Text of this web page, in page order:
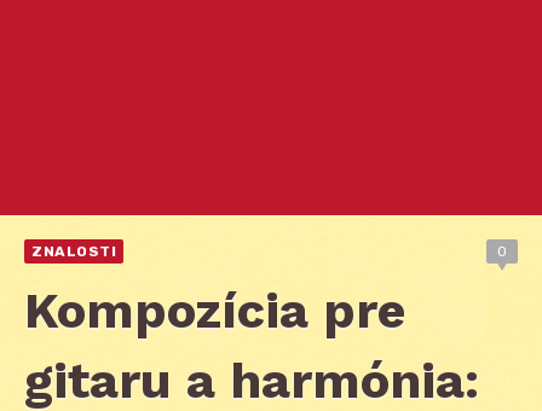
ZNALOSTI 0
Kompozícia pre
gitaru a harmónia: